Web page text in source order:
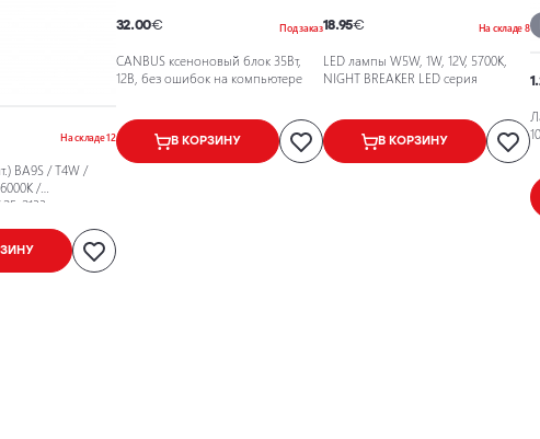
На складе 12
BA9S / T4W /
/
2133
32.00€ Под заказ
CANBUS ксеноновый блок 35Вт,
12В, без ошибок на компьютере
В КОРЗИНУ
18.95€ На складе 8
LED лампы W5W, 1W, 12V, 5700K,
NIGHT BREAKER LED серия
В КОРЗИНУ